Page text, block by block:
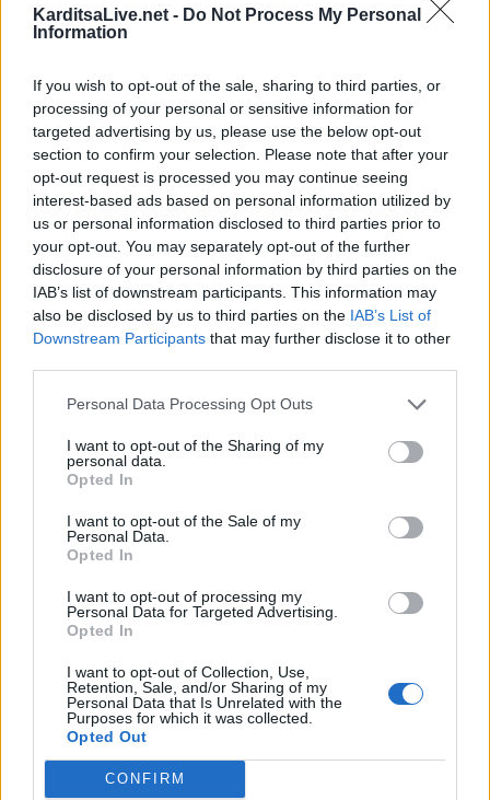
KarditsaLive.net - Do Not Process My Personal
Information
If you wish to opt-out of the sale, sharing to third parties, or
processing of your personal or sensitive information for
targeted advertising by us, please use the below opt-out
section to confirm your selection. Please note that after your
opt-out request is processed you may continue seeing
interest-based ads based on personal information utilized by
us or personal information disclosed to third parties prior to
your opt-out. You may separately opt-out of the further
disclosure of your personal information by third parties on the
IAB’s list of downstream participants. This information may
also be disclosed by us to third parties on the IAB’s List of
Downstream Participants that may further disclose it to other
Personal Data Processing Opt Outs
I want to opt-out of the Sharing of my
personal data.
Opted In
I want to opt-out of the Sale of my
Personal Data.
Opted In
I want to opt-out of processing my
Personal Data for Targeted Advertising.
Opted In
I want to opt-out of Collection, Use,
Retention, Sale, and/or Sharing of my
Personal Data that Is Unrelated with the
Purposes for which it was collected.
Opted Out
CONFIRM
ΤΕΛΕΥΤΑΙΑ ΝΕΑ
Conference League: Τα αποτελέσματα των
πρώτων αγώνων του Γ΄προκριματικού
γύρου
Europa League: Με ΤΣΚΑ Σόφιας λογικά ο
πρώτων αγώνων στον Γ' προκριματικό
7 Αυγούστου 2026, 00:04
σου σταθερή αξία!
6 Αυγούστου 2026, 23:51
Με την πλάτη στον τοίχο ο ΠΑΟΚ - Ήττα
εντός (0-1) από την Άντερλεχτ
Πλήρως επισκέψιμοι δύο αρχαιολογικοί
χώροι στο ν. Καρδίτσας, δυνατότητα
επίσκεψης και σε άλλους τέσσερις